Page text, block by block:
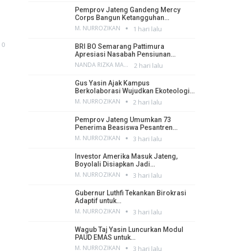
0
Pemprov Jateng Gandeng Mercy
Corps Bangun Ketangguhan…
M. NURROZIKAN 1 hari lalu
BRI BO Semarang Pattimura
Apresiasi Nasabah Pensiunan…
NANDA RIZKA MAHENDRA 2 hari lalu
Gus Yasin Ajak Kampus
Berkolaborasi Wujudkan Ekoteologi…
M. NURROZIKAN 2 hari lalu
Pemprov Jateng Umumkan 73
Penerima Beasiswa Pesantren…
M. NURROZIKAN 3 hari lalu
Investor Amerika Masuk Jateng,
Boyolali Disiapkan Jadi…
M. NURROZIKAN 3 hari lalu
Gubernur Luthfi Tekankan Birokrasi
Adaptif untuk…
M. NURROZIKAN 3 hari lalu
Wagub Taj Yasin Luncurkan Modul
PAUD EMAS untuk…
M. NURROZIKAN 3 hari lalu